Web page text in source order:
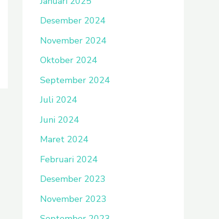
Desember 2024
November 2024
Oktober 2024
September 2024
Juli 2024
Juni 2024
Maret 2024
Februari 2024
Desember 2023
November 2023